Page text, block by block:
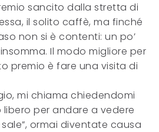
sancito dalla stretta di
il solito caffè, ma finché
non si è contenti: un po’
Il modo migliore per
premio è fare una visita di
mi chiama chiedendomi
per andare a vedere
ormai diventate causa